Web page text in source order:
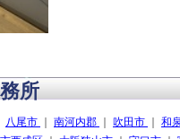
所
八尾市 南河内郡 吹田市
和